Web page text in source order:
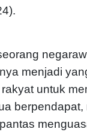
menjadi
untuk